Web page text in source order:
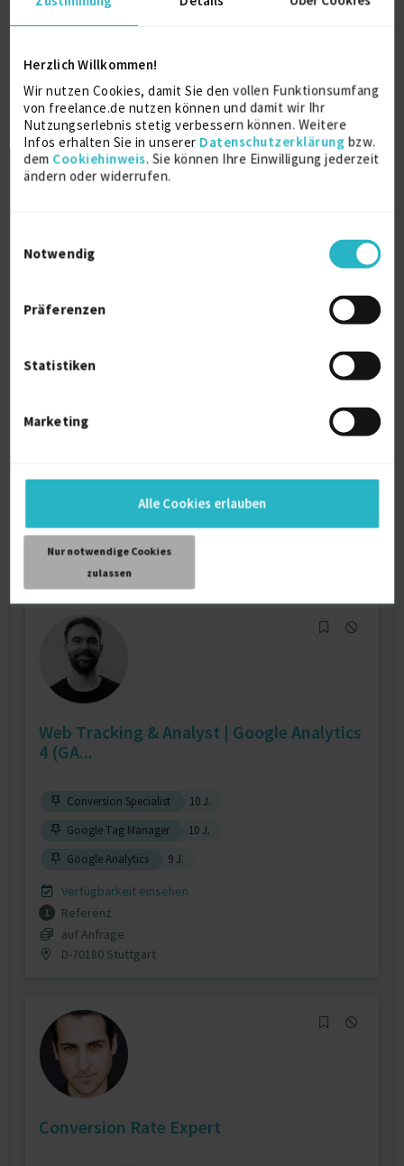
Herzlich Willkommen!
Wir nutzen Cookies, damit Sie den vollen Funktionsumfang
von freelance.de nutzen können und damit wir Ihr
Nutzungserlebnis stetig verbessern können. Weitere
Infos erhalten Sie in unserer Datenschutzerklärung bzw.
dem Cookiehinweis. Sie können Ihre Einwilligung jederzeit
ändern oder widerrufen.
Notwendig
Präferenzen
Statistiken
Marketing
Alle Cookies erlauben
Nur notwendige Cookies
zulassen
Optimisation Le...
AB Testing conversion rate optimisation
Digital Marketing
Verfügbarkeit einsehen
0
Referenzen
€70/Stunde
Google Ads Freelancer (Zertifizierter
Verfügbarkeit einsehen
€120 - €200/Stunde
D-10437 Berlin
Web Tracking & Analyst | Google Analytics
4 (GA...
Conversion Specialist
10 J.
Google Tag Manager
10 J.
Google Analytics
9 J.
Verfügbarkeit einsehen
1
Referenz
auf Anfrage
D-70180 Stuttgart
Conversion Rate Expert